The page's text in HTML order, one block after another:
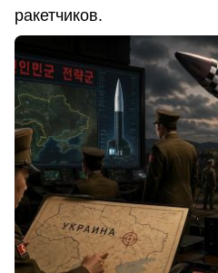
ракетчиков.